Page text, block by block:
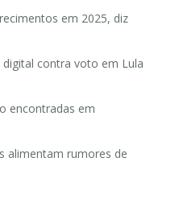
em 2025, diz
digital contra voto em Lula
encontradas em
alimentam rumores de